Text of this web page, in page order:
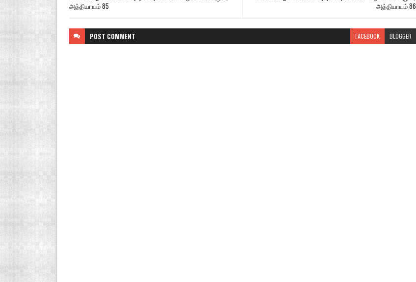
அத்தியாயம் 86
அத்தியாயம் 85
POST COMMENT FACEBOOK BLOGGER